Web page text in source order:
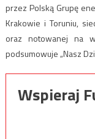
przez Polską Grupę
Krakowie i Toruniu,
oraz notowanej na
podsumowuje „Nasz
Wspieraj